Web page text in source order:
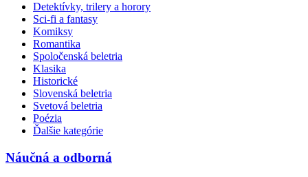
Detektívky, trilery a horory
Sci-fi a fantasy
Komiksy
Romantika
Spoločenská beletria
Klasika
Historické
Slovenská beletria
Svetová beletria
Poézia
Ďalšie kategórie
Náučná a odborná